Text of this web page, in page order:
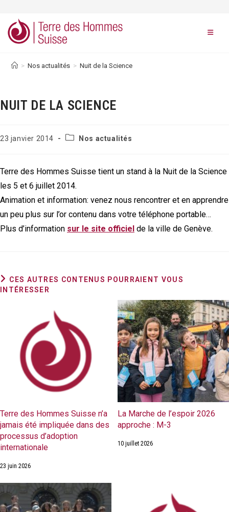
content
> Nos actualités > Nuit de la Science
NUIT DE LA SCIENCE
Publication
23 janvier 2014
PostNos actualités
Terre des Hommes Suisse tient un stand à la Nuit de la Science
les 5 et 6 juillet 2014.
Animation et information: venez nous rencontrer et en apprendre
un peu plus sur l’or contenu dans votre téléphone portable…
Plus d’information sur le site officiel de la ville de Genève.
CES AUTRES CONTENUS POURRAIENT VOUS
INTÉRESSER
Terre des Hommes Suisse n’a
jamais été impliquée dans des
processus d’adoption
internationale
23 juin 2026
La Marche de l’espoir 2026
approche : M-3
10 juillet 2026